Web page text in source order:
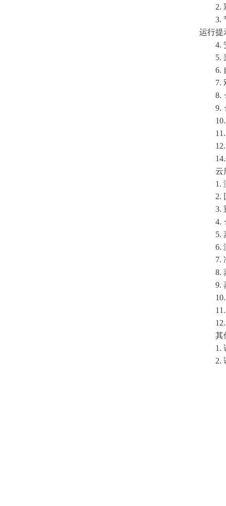
2. 彩
3. 节
运行提
4. 安
5. 采
6. 自
7. 双
8. ☆
9. ☆
10.
11.
12.
14.仪
云
1. 测
2. 回
3. 重
4. ☆
5. 蒸
6. 测
7. 冷
8. 蒸
9. 蒸
10.
11.
12.
其他
1. 该
2. 该